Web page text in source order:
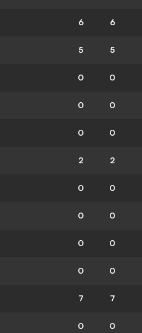
6 6
5 5
0 0
0 0
0 0
2 2
0 0
0 0
0 0
0 0
7 7
0 0